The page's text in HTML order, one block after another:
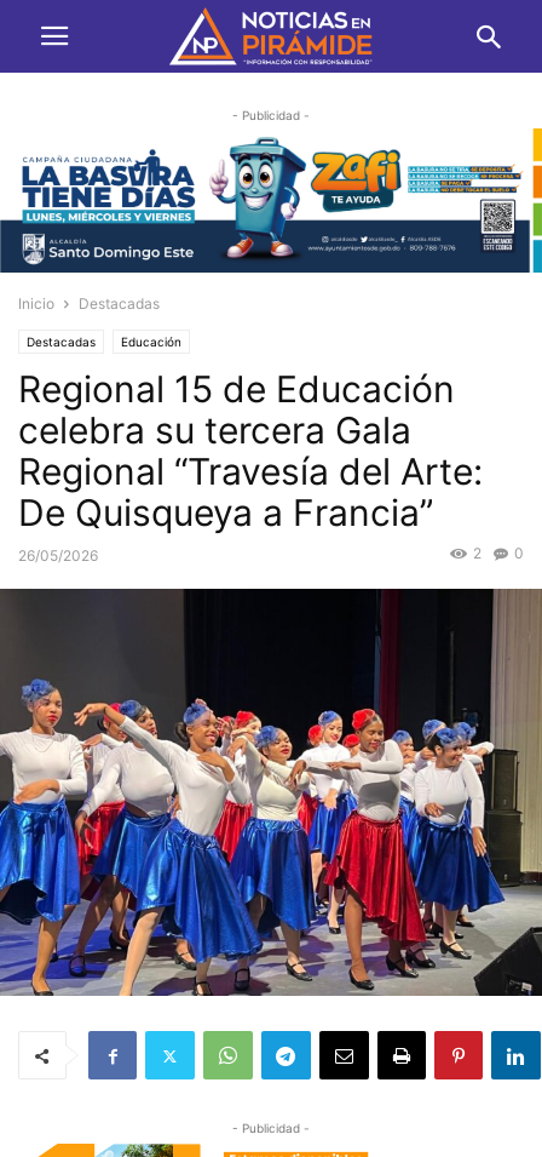
- Publicidad -
Inicio Destacadas
Destacadas Educación
Regional 15 de Educación
celebra su tercera Gala
Regional “Travesía del Arte:
De Quisqueya a Francia”
26/05/2026 0
2
- Publicidad -